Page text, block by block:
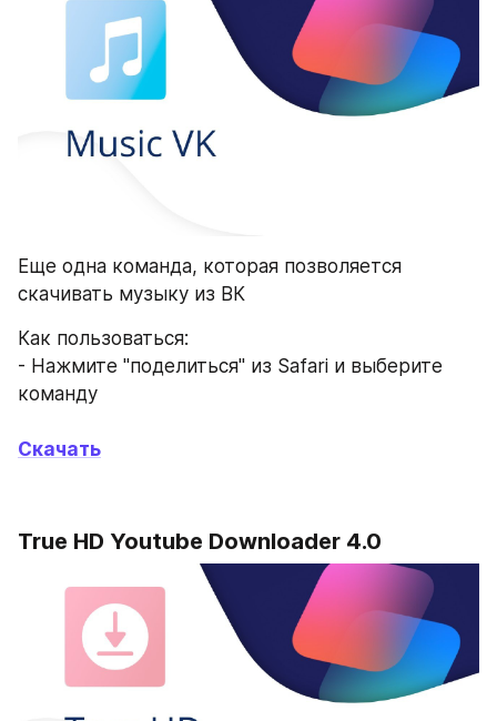
Еще одна команда, которая позволяется
скачивать музыку из ВК
Как пользоваться:
- Нажмите "поделиться" из Safari и выберите
команду
Скачать
True HD Youtube Downloader 4.0